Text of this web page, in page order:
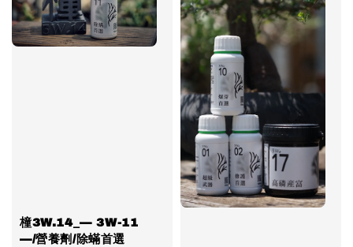
橦3W.14_— 3W-11
—/營養劑/除蟎首選